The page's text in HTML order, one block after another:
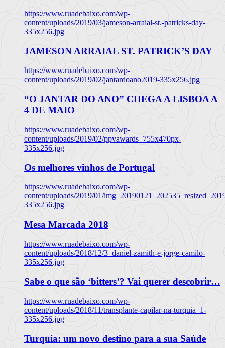
https://www.ruadebaixo.com/wp-
content/uploads/2019/03/jameson-arraial-st.-patricks-day-
335x256.jpg
JAMESON ARRAIAL ST. PATRICK’S DAY
https://www.ruadebaixo.com/wp-
content/uploads/2019/02/jantardoano2019-335x256.jpg
“O JANTAR DO ANO” CHEGA A LISBOA A
4 DE MAIO
https://www.ruadebaixo.com/wp-
content/uploads/2019/02/ppvawards_755x470px-
335x256.jpg
Os melhores vinhos de Portugal
https://www.ruadebaixo.com/wp-
content/uploads/2019/01/
335x256.jpg
Mesa Marcada 2018
https://www.ruadebaixo.com/wp-
content/uploads/2018/12/3_daniel-zamith-e-jorge-camilo-
335x256.jpg
Sabe o que são ‘bitters’? Vai querer descobrir…
https://www.ruadebaixo.com/wp-
content/uploads/2018/11/transplante-capilar-na-turquia_1-
335x256.jpg
Turquia: um novo destino para a sua Saúde